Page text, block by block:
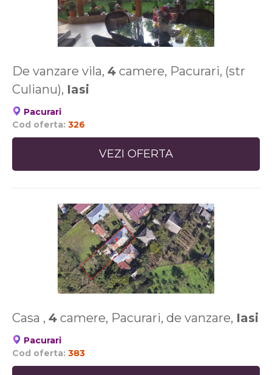
De vanzare vila, 4 camere, Pacurari, (str
Culianu), Iasi
Pacurari
Cod oferta: 326
VEZI OFERTA
Casa , 4 camere, Pacurari, de vanzare, Iasi
Pacurari
Cod oferta: 383